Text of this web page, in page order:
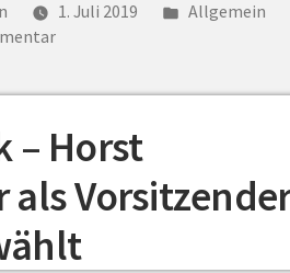
1. Juli 2019
Allgemein
zu
Stemmer
als
Landesvorsitzender
bestätigt
– Horst
als